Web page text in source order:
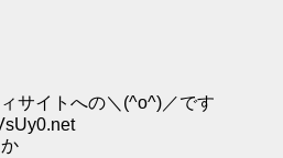
サイトへの＼(^o^)／です